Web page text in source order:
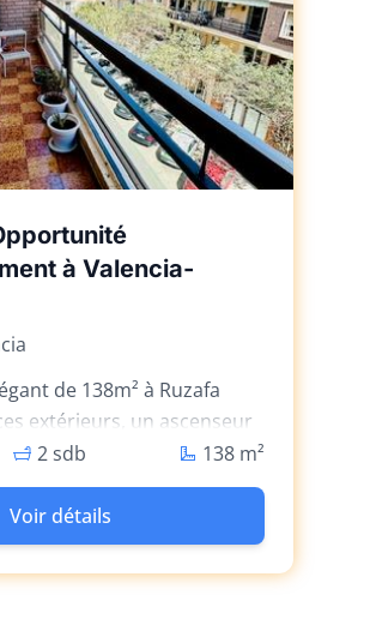
à Valencia-
de 138m² à Ruzafa
extérieurs, un ascenseur
vie lumineux.
2 sdb 138m²
Voir détails